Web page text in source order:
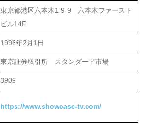
東京都港区六本木1-9-9 六本木ファースト
ビル14F
1996年2月1日
東京証券取引所 スタンダード市場
3909
https://www.showcase-tv.com/